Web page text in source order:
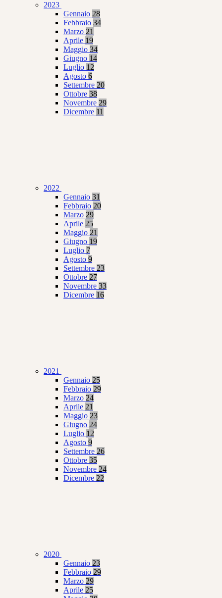
2023
Gennaio 28
Febbraio 34
Marzo 21
Aprile 19
Maggio 34
Giugno 14
Luglio 12
Agosto 6
Settembre 20
Ottobre 38
Novembre 29
Dicembre 11
2022
Gennaio 31
Febbraio 20
Marzo 29
Aprile 25
Maggio 21
Giugno 19
Luglio 7
Agosto 9
Settembre 23
Ottobre 27
Novembre 33
Dicembre 16
2021
Gennaio 25
Febbraio 29
Marzo 24
Aprile 21
Maggio 23
Giugno 24
Luglio 12
Agosto 9
Settembre 26
Ottobre 35
Novembre 24
Dicembre 22
2020
Gennaio 23
Febbraio 29
Marzo 29
Aprile 25